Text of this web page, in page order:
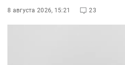
8 августа 2026, 15:21 23